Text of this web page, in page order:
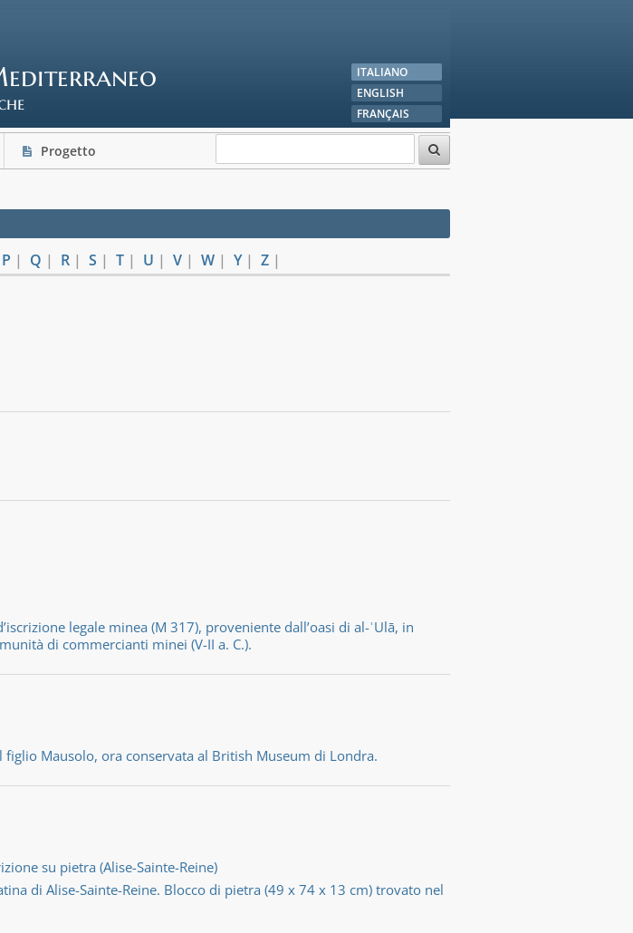
ITALIANO
ENGLISH
FRANÇAIS
Progetto
P | Q | R | S | T | U | V | W | Y| Z |
legale minea (M 317), proveniente dall’oasi di al-ʿUlā, in
di commercianti minei (V-II a. C.).
figlio Mausolo, ora conservata al British Museum di Londra.
su pietra (Alise-Sainte-Reine)
di Alise-Sainte-Reine. Blocco di pietra (49 x 74 x 13 cm) trovato nel